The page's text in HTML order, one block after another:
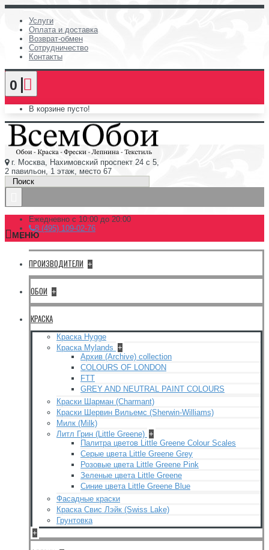
Услуги
Оплата и доставка
Возврат-обмен
Сотрудничество
Контакты
0
В корзине пусто!
г. Москва, Нахимовский проспект 24 с 5,
2 павильон, 1 этаж, место 67
Ежедневно с 10:00 до 20:00
8 (495) 109-02-76
МЕНЮ
ПРОИЗВОДИТЕЛИ +
ОБОИ +
КРАСКА
Краска Hygge
Краска Mylands +
Архив (Archive) collection
COLOURS OF LONDON
FTT
GREY AND NEUTRAL PAINT COLOURS
Краски Шарман (Charmant)
Краски Шервин Вильемс (Sherwin-Williams)
Милк (Milk)
Литл Грин (Little Greene) +
Палитра цветов Little Greene Colour Scales
Серые цвета Little Greene Grey
Розовые цвета Little Greene Pink
Зеленые цвета Little Greene
Синие цвета Little Greene Blue
Фасадные краски
Краска Свис Лэйк (Swiss Lake)
Грунтовка
+